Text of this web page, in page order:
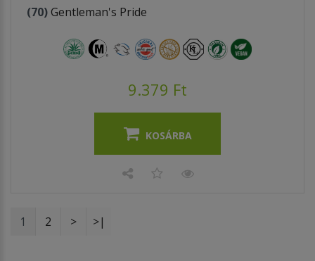
(70)Gentleman's Pride
9.379 Ft
KOSÁRBA
1 2 > >|